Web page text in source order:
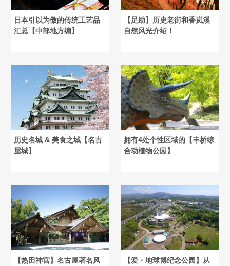
日本引以为傲的传统工艺品
汇总【中部地方编】
【足助】历史老街和香岚溪
自然风光介绍！
历史名城 & 美食之城【名古
屋城】
拥有4处个性区域的【丰桥综
合动植物公园】
【热田神宫】名古屋著名风
【爱・地球博纪念公园】从